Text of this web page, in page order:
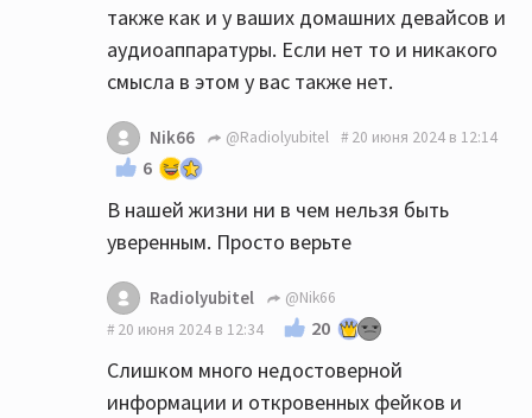
также как и у ваших домашних девайсов и
аудиоаппаратуры. Если нет то и никакого
смысла в этом у вас также нет.
Nik66 @Radiolyubitel 20 июня 2024 в 12:14
6
В нашей жизни ни в чем нельзя быть
уверенным. Просто верьте
Radiolyubitel
@Nik66
20 июня 2024 в 12:34
20
Слишком много недостоверной
информации и откровенных фейков и